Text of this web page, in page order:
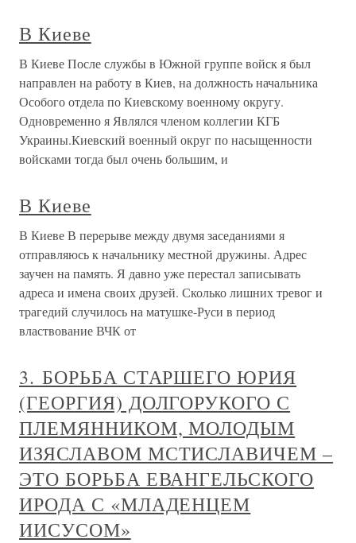
В Киеве
В Киеве После службы в Южной группе войск я был
направлен на работу в Киев, на должность начальника
Особого отдела по Киевскому военному округу.
Одновременно я Являлся членом коллегии КГБ
Украины.Киевский военный округ по насыщенности
войсками тогда был очень большим, и
В Киеве
В Киеве В перерыве между двумя заседаниями я
отправляюсь к начальнику местной дружины. Адрес
заучен на память. Я давно уже перестал записывать
адреса и имена своих друзей. Сколько лишних тревог и
трагедий случилось на матушке-Руси в период
властвование ВЧК от
3. БОРЬБА СТАРШЕГО ЮРИЯ
(ГЕОРГИЯ) ДОЛГОРУКОГО С
ПЛЕМЯННИКОМ, МОЛОДЫМ
ИЗЯСЛАВОМ МСТИСЛАВИЧЕМ –
ЭТО БОРЬБА ЕВАНГЕЛЬСКОГО
ИРОДА С «МЛАДЕНЦЕМ
ИИСУСОМ»